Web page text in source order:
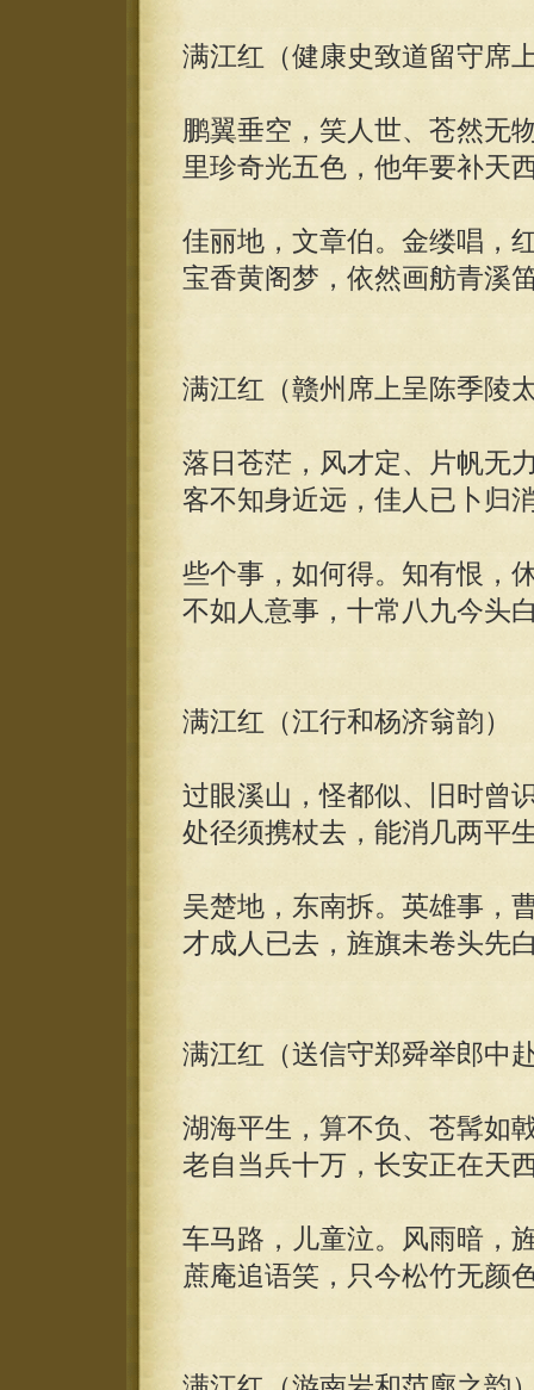
满江红（健康史致道留守席
鹏翼垂空，笑人世、苍然无
里珍奇光五色，他年要补天
佳丽地，文章伯。金缕唱，
宝香黄阁梦，依然画舫青溪
满江红（赣州席上呈陈季陵
落日苍茫，风才定、片帆无
客不知身近远，佳人已卜归
些个事，如何得。知有恨，
不如人意事，十常八九今头
满江红（江行和杨济翁韵）
过眼溪山，怪都似、旧时曾
处径须携杖去，能消几两平
吴楚地，东南拆。英雄事，
才成人已去，旌旗未卷头先
满江红（送信守郑舜举郎中
湖海平生，算不负、苍髯如
老自当兵十万，长安正在天
车马路，儿童泣。风雨暗，
蔗庵追语笑，只今松竹无颜